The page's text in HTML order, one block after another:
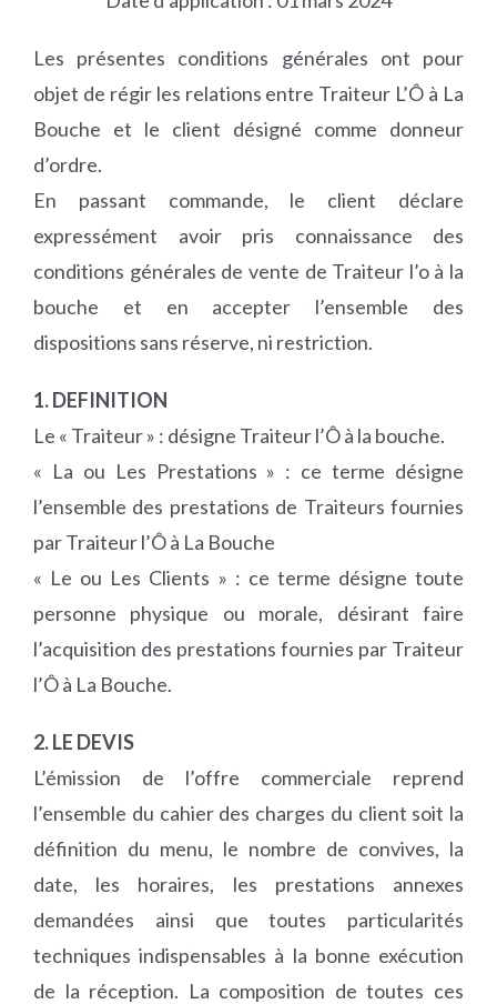
Les présentes conditions générales ont pour
objet de régir les relations entre Traiteur L’Ô à La
Bouche et le client désigné comme donneur
d’ordre.
En passant commande, le client déclare
expressément avoir pris connaissance des
conditions générales de vente de Traiteur l’o à la
bouche et en accepter l’ensemble des
dispositions sans réserve, ni restriction.
1. DEFINITION
Le « Traiteur » : désigne Traiteur l’Ô à la bouche.
« La ou Les Prestations » : ce terme désigne
l’ensemble des prestations de Traiteurs fournies
par Traiteur l’Ô à La Bouche
« Le ou Les Clients » : ce terme désigne toute
personne physique ou morale, désirant faire
l’acquisition des prestations fournies par Traiteur
l’Ô à La Bouche.
2. LE DEVIS
L’émission de l’offre commerciale reprend
l’ensemble du cahier des charges du client soit la
définition du menu, le nombre de convives, la
date, les horaires, les prestations annexes
demandées ainsi que toutes particularités
techniques indispensables à la bonne exécution
de la réception. La composition de toutes ces